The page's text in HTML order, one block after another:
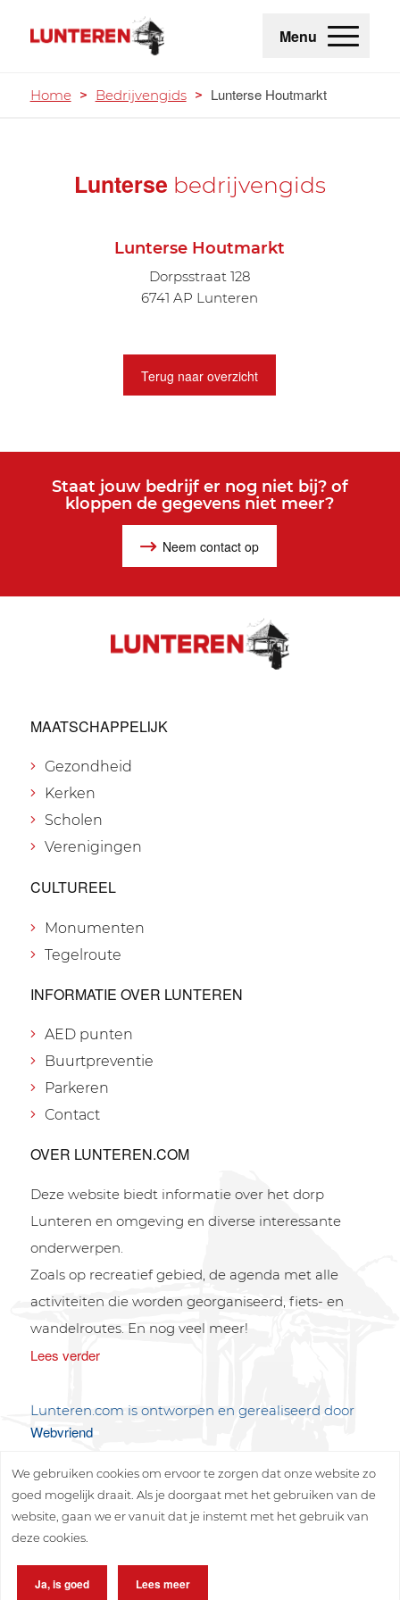
Menu
Home > Bedrijvengids > Lunterse Houtmarkt
Lunterse bedrijvengids
Lunterse Houtmarkt
Dorpsstraat 128
6741 AP Lunteren
Terug naar overzicht
Staat jouw bedrijf er nog niet bij? of
kloppen de gegevens niet meer?
Neem contact op
MAATSCHAPPELIJK
Gezondheid
Kerken
Scholen
Verenigingen
CULTUREEL
Monumenten
Tegelroute
INFORMATIE OVER LUNTEREN
AED punten
Buurtpreventie
Parkeren
Contact
OVER LUNTEREN.COM
Deze website biedt informatie over het dorp
Lunteren en omgeving en diverse interessante
onderwerpen.
Zoals op recreatief gebied, de agenda met alle
activiteiten die worden georganiseerd, fiets- en
wandelroutes. En nog veel meer!
Lees verder
Lunteren.com is ontworpen en gerealiseerd door
Webvriend
We gebruiken cookies om ervoor te zorgen dat onze website zo
goed mogelijk draait. Als je doorgaat met het gebruiken van de
website, gaan we er vanuit dat je instemt met het gebruik van
deze cookies.
Ja, is goed Lees meer